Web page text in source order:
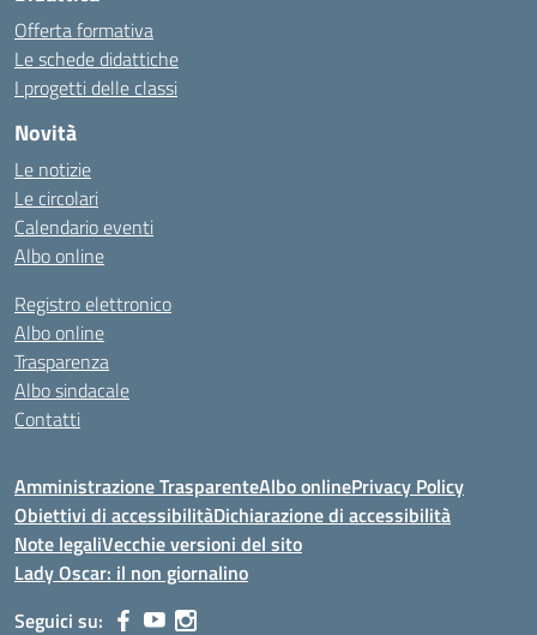
Offerta formativa
Le schede didattiche
I progetti delle classi
Novità
Le notizie
Le circolari
Calendario eventi
Albo online
Registro elettronico
Albo online
Trasparenza
Albo sindacale
Contatti
Amministrazione TrasparenteAlbo onlinePrivacy Policy
Obiettivi di accessibilitàDichiarazione di accessibilità
Note legaliVecchie versioni del sito
Lady Oscar: il non giornalino
Seguici su: